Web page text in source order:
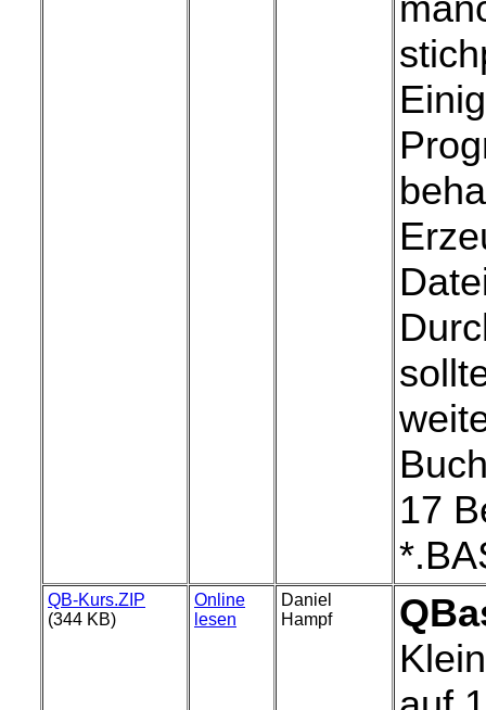
17
QB-Kurs.ZIP
(344 KB)
Online
lesen
Daniel
Hampf